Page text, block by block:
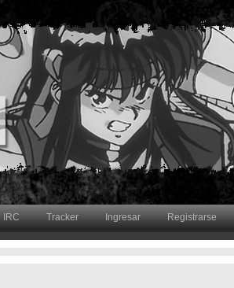
IRC Tracker Ingresar Registrarse